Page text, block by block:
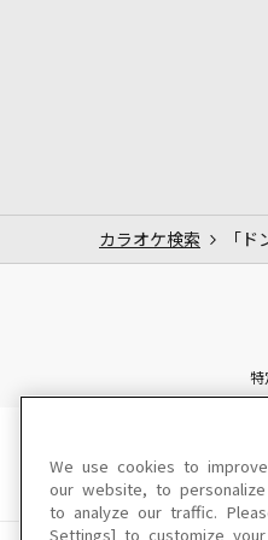
カラオケ検索 「
特
We use cookies to
our website, to
to analyze our traffic.
Settings] to customize